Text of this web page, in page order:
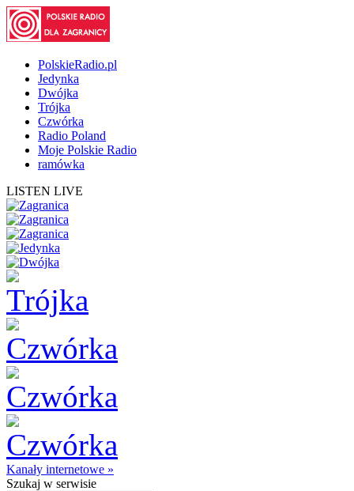
PolskieRadio.pl
Jedynka
Dwójka
Trójka
Czwórka
Radio Poland
Moje Polskie Radio
ramówka
LISTEN LIVE
Kanały internetowe »
Szukaj w serwisie